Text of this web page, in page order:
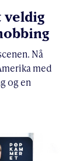
veldig
Nå
med
og en